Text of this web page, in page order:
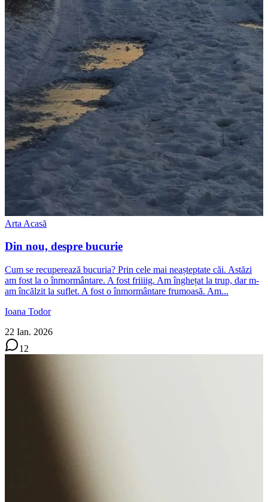
Arta Acasă
Din nou, despre bucurie
Cum se recuperează bucuria? Prin cele mai neașteptate căi. Astăzi
am fost la o înmormântare. A fost friiiig. Am înghețat la trup, dar m-
am încălzit la suflet. A fost o înmormântare frumoasă. Am...
Ioana Todor
22 Ian. 2026
12